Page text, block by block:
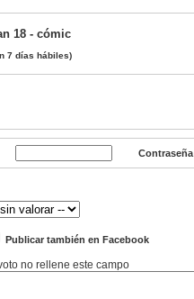
18 - cómic
7 días hábiles)
Contraseña
Publicar también en Facebook
no rellene este campo